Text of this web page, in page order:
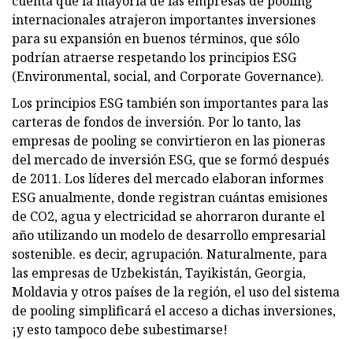
internacionales atrajeron importantes inversiones
para su expansión en buenos términos, que sólo
podrían atraerse respetando los principios ESG
(Environmental, social, and Corporate Governance).
Los principios ESG también son importantes para las
carteras de fondos de inversión. Por lo tanto, las
empresas de pooling se convirtieron en las pioneras
del mercado de inversión ESG, que se formó después
de 2011. Los líderes del mercado elaboran informes
ESG anualmente, donde registran cuántas emisiones
de CO2, agua y electricidad se ahorraron durante el
año utilizando un modelo de desarrollo empresarial
sostenible. es decir, agrupación. Naturalmente, para
las empresas de Uzbekistán, Tayikistán, Georgia,
Moldavia y otros países de la región, el uso del sistema
de pooling simplificará el acceso a dichas inversiones,
¡y esto tampoco debe subestimarse!